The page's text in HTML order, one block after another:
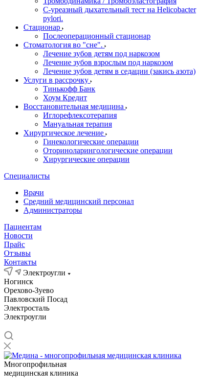
С-уреазный дыхательный тест на Helicobacter
pylori.
Стационар
Послеоперационный стационар
Стоматология во "сне".
Лечение зубов детям под наркозом
Лечение зубов взрослым под наркозом
Лечение зубов детям в седации (закись азота)
Услуги в рассрочку
Тинькофф Банк
Хоум Кредит
Восстановительная медицина
Иглорефлексотерапия
Мануальная терапия
Хирургическое лечение
Гинекологические операции
Оториноларингологические операции
Хирургические операции
Специалисты
Врачи
Средний медицинский персонал
Администраторы
Пациентам
Новости
Прайс
Отзывы
Контакты
Электроугли
Ногинск
Орехово-Зуево
Павловский Посад
Электросталь
Электроугли
Многопрофильная
медицинская клиника